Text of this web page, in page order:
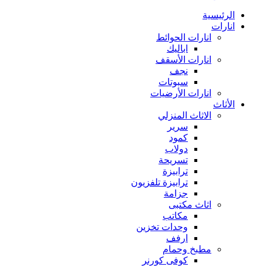
الرئيسية
انارات
انارات الحوائط
اباليك
انارات الأسقف
نجف
سبوتات
انارات الأرضيات
الأثاث
الاثاث المنزلي
سرير
كمود
دولاب
تسريحة
ترابيزة
ترابيزة تلفزيون
جزامة
اثاث مكتبى
مكاتب
وحدات تخزين
ارفف
مطبخ وحمام
كوفى كورنر